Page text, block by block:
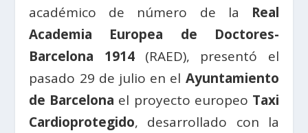
académico de número de la Real
Academia Europea de Doctores-
Barcelona 1914(RAED), presentó el
pasado 29 de julio en el Ayuntamiento
de Barcelona el proyecto europeo Taxi
Cardioprotegido, desarrollado con la